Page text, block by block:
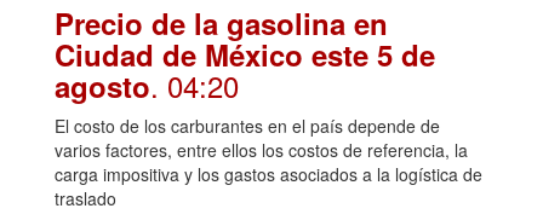
Precio de la gasolina en
Ciudad de México este 5 de
agosto. 04:20
El costo de los carburantes en el país depende de
varios factores, entre ellos los costos de referencia, la
carga impositiva y los gastos asociados a la logística de
traslado